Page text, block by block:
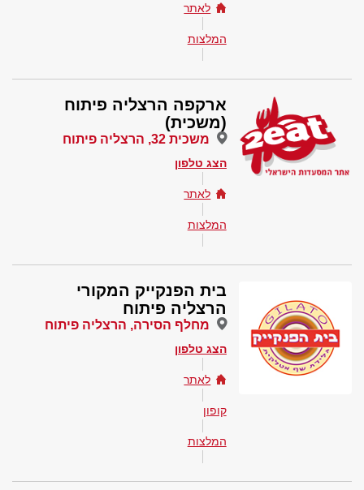
לאתר
המלצות
ארקפה הרצליה פיתוח
(משכית)
משכית 32, הרצליה פיתוח
הצג טלפון
לאתר
המלצות
בית הפנקייק המקורי
הרצליה פיתוח
מחלף הסירה, הרצליה פיתוח
הצג טלפון
לאתר
קופון
המלצות